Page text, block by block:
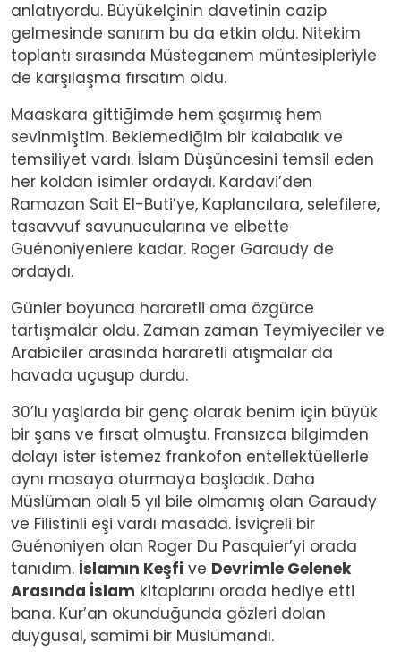
anlatıyordu. Büyükelçinin davetinin cazip
gelmesinde sanırım bu da etkin oldu. Nitekim
toplantı sırasında Müsteganem müntesipleriyle
de karşılaşma fırsatım oldu.
Maaskara gittiğimde hem şaşırmış hem
sevinmiştim. Beklemediğim bir kalabalık ve
temsiliyet vardı. İslam Düşüncesini temsil eden
her koldan isimler ordaydı. Kardavi’den
Ramazan Sait El-Buti’ye, Kaplancılara, selefilere,
tasavvuf savunucularına ve elbette
Guénoniyenlere kadar. Roger Garaudy de
ordaydı.
Günler boyunca hararetli ama özgürce
tartışmalar oldu. Zaman zaman Teymiyeciler ve
Arabiciler arasında hararetli atışmalar da
havada uçuşup durdu.
30’lu yaşlarda bir genç olarak benim için büyük
bir şans ve fırsat olmuştu. Fransızca bilgimden
dolayı ister istemez frankofon entellektüellerle
aynı masaya oturmaya başladık. Daha
Müslüman olalı 5 yıl bile olmamış olan Garaudy
ve Filistinli eşi vardı masada. İsviçreli bir
Guénoniyen olan Roger Du Pasquier’yi orada
tanıdım. İslamın Keşfi ve Devrimle Gelenek
Arasında İslam kitaplarını orada hediye etti
bana. Kur’an okunduğunda gözleri dolan
duygusal, samimi bir Müslümandı.